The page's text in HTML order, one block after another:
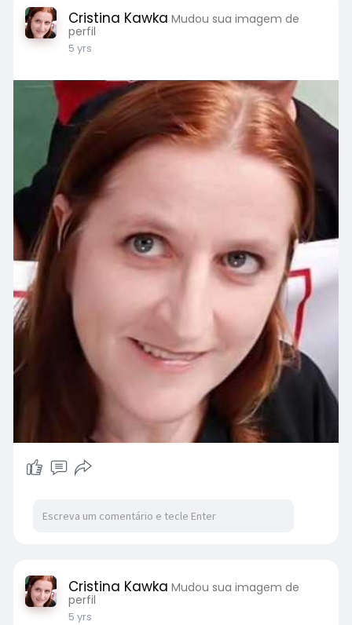
Cristina Kawka Mudou sua imagem de
perfil
5 yrs
Cristina Kawka Mudou sua imagem de
perfil
5 yrs